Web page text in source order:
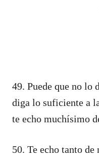
49. Puede que no lo
diga lo suficiente a
te echo muchísimo
50. Te echo tanto